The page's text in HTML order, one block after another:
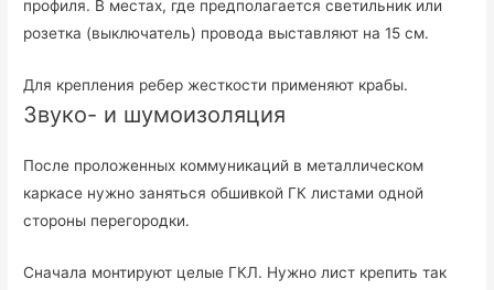
профиля. В местах, где предполагается светильник или
розетка (выключатель) провода выставляют на 15 см.
Для крепления ребер жесткости применяют крабы.
Звуко- и шумоизоляция
После проложенных коммуникаций в металлическом
каркасе нужно заняться обшивкой ГК листами одной
стороны перегородки.
Сначала монтируют целые ГКЛ. Нужно лист крепить так